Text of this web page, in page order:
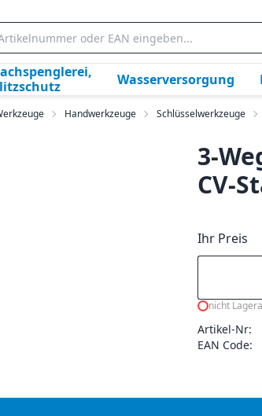
Wasserversorgung
Handwerkzeuge Schlüsselwerkzeuge
3-
CV-
Ihr Preis
nicht
Artikel-Nr:
EAN Code: